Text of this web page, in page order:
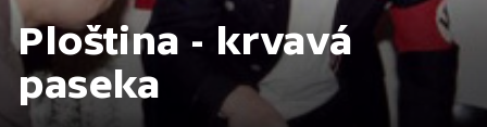
Ploština - krvavá
paseka